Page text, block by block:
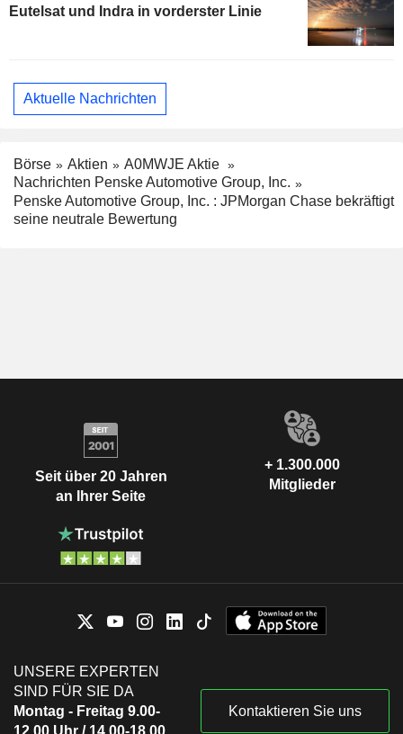
Eutelsat und Indra in vorderster Linie
Aktuelle Nachrichten
Börse Aktien
A0MWJE Aktie
Nachrichten Penske Automotive Group, Inc.
Penske Automotive Group, Inc. : JPMorgan Chase bekräftigt
seine neutrale Bewertung
Seit über 20 Jahren
an Ihrer Seite
+ 1.300.000
Mitglieder
UNSERE EXPERTEN
SIND FÜR SIE DA
Montag - Freitag 9.00-
Kontaktieren Sie uns